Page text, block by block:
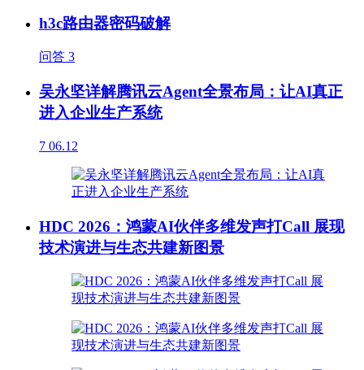
h3c路由器密码破解
问答 3
吴永坚详解腾讯云Agent全景布局：让AI真正
进入企业生产系统
7 06.12
HDC 2026：鸿蒙AI伙伴多维发声打Call 展现
技术演进与生态共建新图景